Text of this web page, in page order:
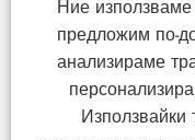
Ние
предложим по-
анализираме
Използвайки